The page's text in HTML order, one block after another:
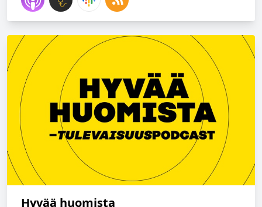
Hyvää huomista